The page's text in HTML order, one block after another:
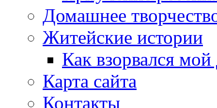
Домашнее
Житейские истории
Как взорвался
Карта сайта
Контакты